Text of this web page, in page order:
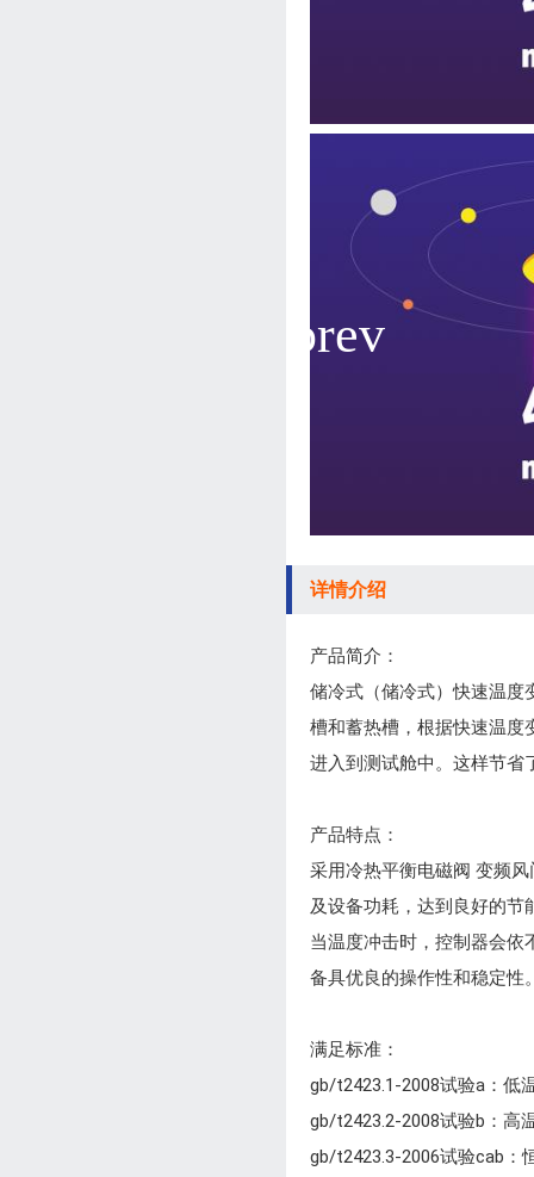
详情介绍
产品简介：
储冷式（储冷式）快速温度
槽和蓄热槽，根据快速温
进入到测试舱中。这样节省
产品特点：
采用冷热平衡电磁阀 变频
及设备功耗，达到良好的节
当温度冲击时，控制器会
备具优良的操作性和稳定性
满足标准：
gb/t2423.1-2008试验a：低
gb/t2423.2-2008试验b：高
gb/t2423.3-2006试验cab：